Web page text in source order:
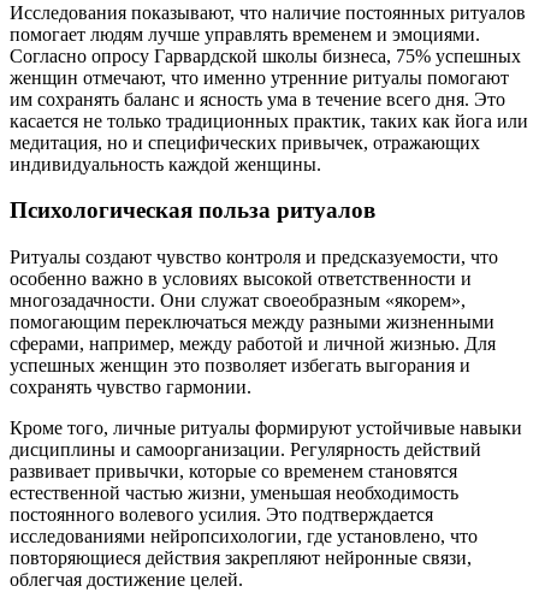
Исследования показывают, что наличие постоянных ритуалов
помогает людям лучше управлять временем и эмоциями.
Согласно опросу Гарвардской школы бизнеса, 75% успешных
женщин отмечают, что именно утренние ритуалы помогают
им сохранять баланс и ясность ума в течение всего дня. Это
касается не только традиционных практик, таких как йога или
медитация, но и специфических привычек, отражающих
индивидуальность каждой женщины.
Психологическая польза ритуалов
Ритуалы создают чувство контроля и предсказуемости, что
особенно важно в условиях высокой ответственности и
многозадачности. Они служат своеобразным «якорем»,
помогающим переключаться между разными жизненными
сферами, например, между работой и личной жизнью. Для
успешных женщин это позволяет избегать выгорания и
сохранять чувство гармонии.
Кроме того, личные ритуалы формируют устойчивые навыки
дисциплины и самоорганизации. Регулярность действий
развивает привычки, которые со временем становятся
естественной частью жизни, уменьшая необходимость
постоянного волевого усилия. Это подтверждается
исследованиями нейропсихологии, где установлено, что
повторяющиеся действия закрепляют нейронные связи,
облегчая достижение целей.